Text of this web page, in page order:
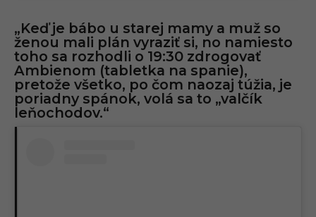
„Keď je bábo u starej mamy a muž so
ženou mali plán vyraziť si, no namiesto
toho sa rozhodli o 19:30 zdrogovať
Ambienom (tabletka na spanie),
pretože všetko, po čom naozaj túžia, je
poriadny spánok, volá sa to „valčík
leňochodov.“